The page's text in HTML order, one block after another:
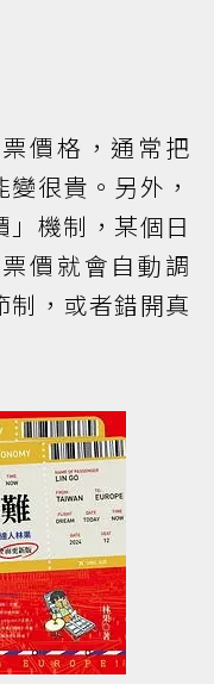
價格，通常把
很貴。另外，
機制，某個日
價就會自動調
制，或者錯開真